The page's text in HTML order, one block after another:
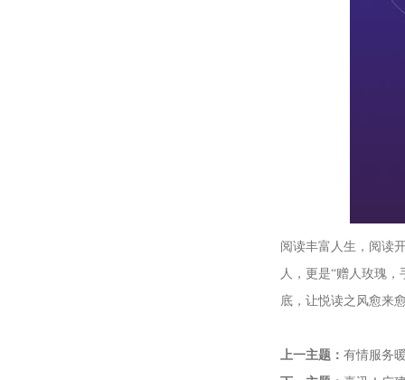
阅读丰富人生，阅读
人，更是“赠人玫瑰
底，让悦读之风愈来
上一主题： 有情服务